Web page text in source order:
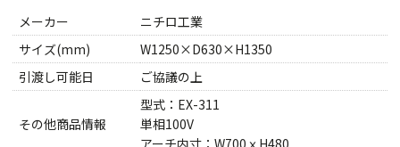
メーカー
ニチロ工業
サイズ(mm)
W1250×D630×H1350
引渡し可能日
ご協議の上
その他商品情報
型式：EX-311
単相100V